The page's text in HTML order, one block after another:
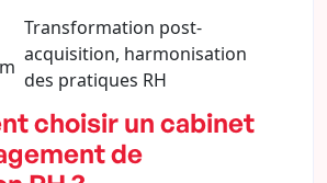
Transformation post-
acquisition, harmonisation
des pratiques RH
choisir un cabinet
de